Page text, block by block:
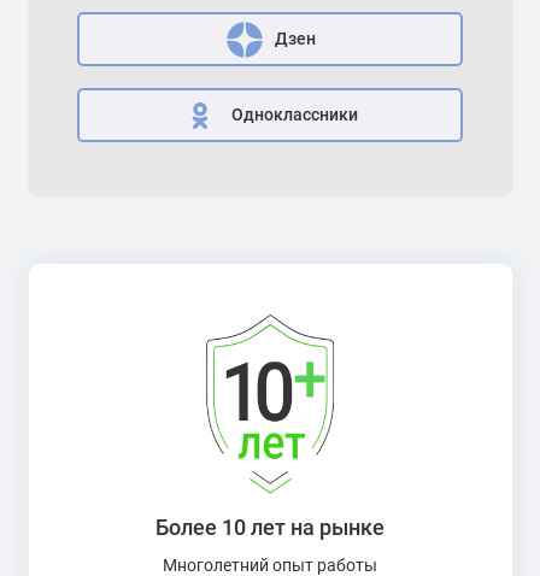
Дзен
Одноклассники
Более 10 лет на рынке
Многолетний опыт работы